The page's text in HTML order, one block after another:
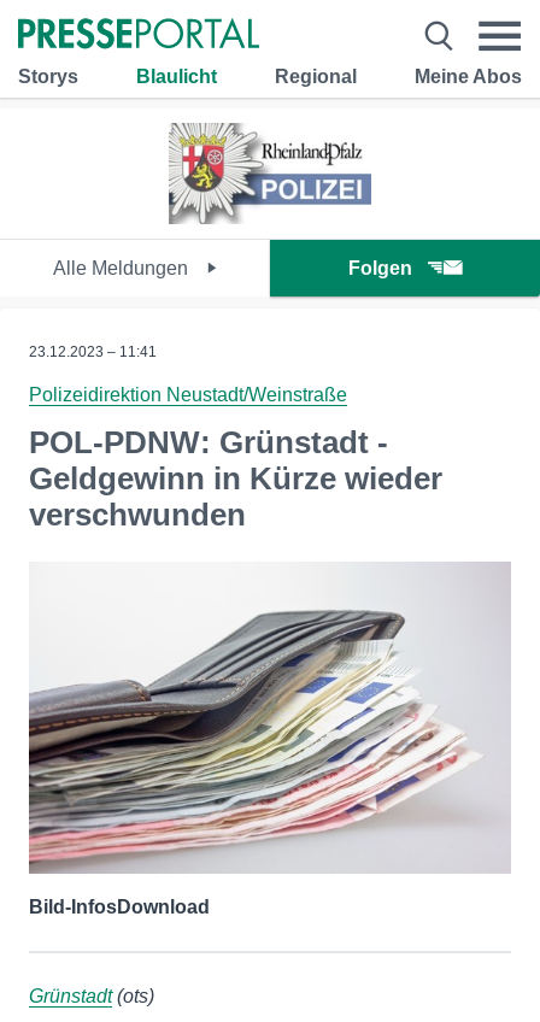
Storys Blaulicht Regional Meine Abos
Alle Meldungen Folgen
23.12.2023 – 11:41
Polizeidirektion Neustadt/Weinstraße
POL-PDNW: Grünstadt -
Geldgewinn in Kürze wieder
verschwunden
Bild-InfosDownload
Grünstadt(ots)